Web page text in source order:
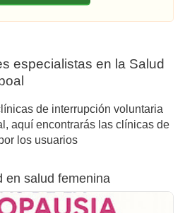
especialistas en la Salud
de interrupción voluntaria
aquí encontrarás las clínicas de
los usuarios
en salud femenina